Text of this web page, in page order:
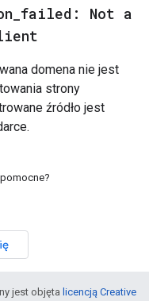
failed: Not a
domena nie jest
strony
źródło jest
jest objęta licencją Creative